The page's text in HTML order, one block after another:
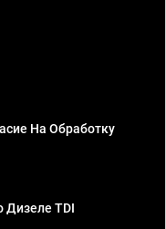
На Обработку
Дизеле TDI